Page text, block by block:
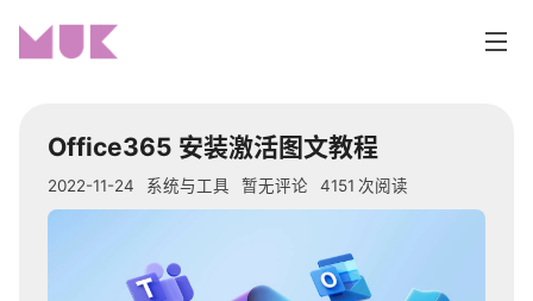
首页
分类
编程开发
Office365 安装激活图文教程
2022-11-24 系统与工具 暂无评论 4151 次阅读